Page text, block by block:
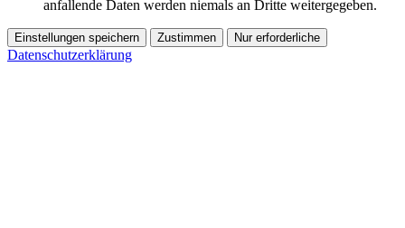
anfallende Daten werden niemals an Dritte weitergegeben.
Einstellungen speichern Zustimmen Nur erforderliche
Datenschutzerklärung